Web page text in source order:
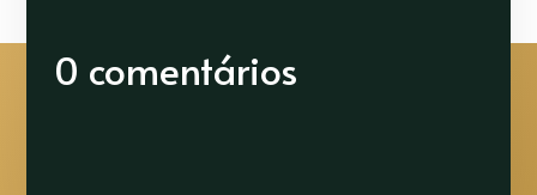
0 comentários